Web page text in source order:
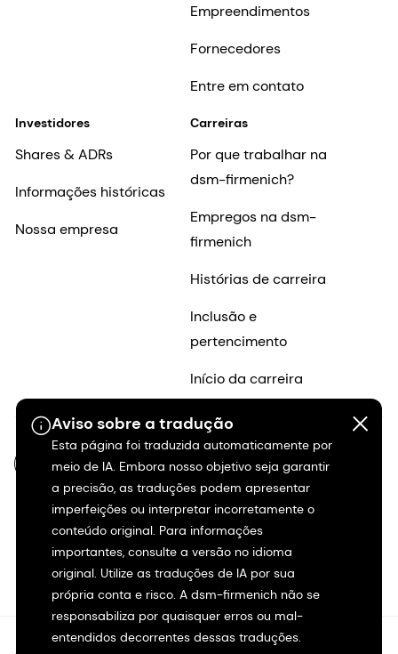
Aviso sobre a tradução
Esta página foi traduzida automaticamente por
meio de IA. Embora nosso objetivo seja garantir
a precisão, as traduções podem apresentar
imperfeições ou interpretar incorretamente o
conteúdo original. Para informações
importantes, consulte a versão no idioma
original. Utilize as traduções de IA por sua
própria conta e risco. A dsm-firmenich não se
responsabiliza por quaisquer erros ou mal-
entendidos decorrentes dessas traduções.
Empreendimentos
Fornecedores
Entre em contato
Investidores
Shares & ADRs
Informações históricas
Nossa empresa
Carreiras
Por que trabalhar na
dsm-firmenich?
Empregos na dsm-
firmenich
Histórias de carreira
Inclusão e
pertencimento
Início da carreira
PT-BR